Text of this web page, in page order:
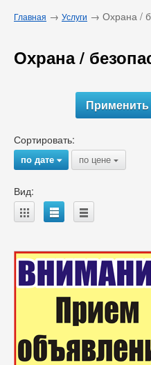
Главная → Услуги → Охрана /
Охрана /
Сортировать:
по дате{ по цене {
Вид:
A B C